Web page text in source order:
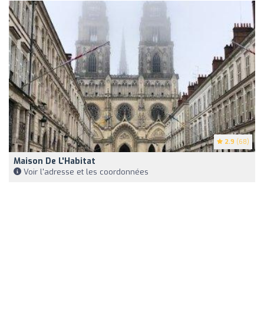
2.9 (68)
Maison De L'Habitat
Voir l'adresse et les coordonnées